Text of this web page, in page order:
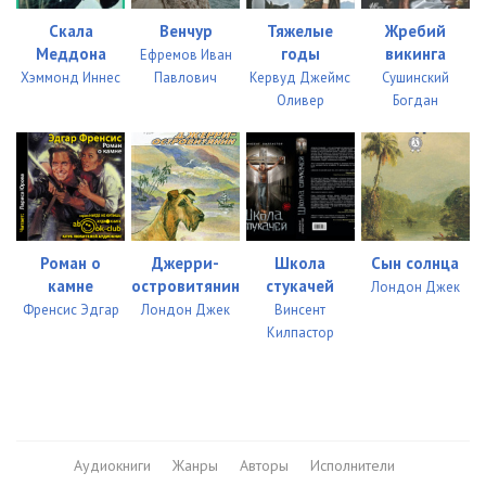
034 28:26
035 20:35
32:52
037 16:34
038 33:31
039 28:49
Скала
Меддона
Хэммонд Иннес
Венчур
Ефремов Иван
Павлович
Тяжелые
годы
Кервуд Джеймс
Оливер
Жребий
викинга
Сушинский
Богдан
Роман о
камне
Френсис Эдгар
Джерри-
островитянин
Лондон Джек
Школа
стукачей
Винсент
Килпастор
Сын солнца
Лондон Джек
Аудиокниги Жанры Авторы
Исполнители